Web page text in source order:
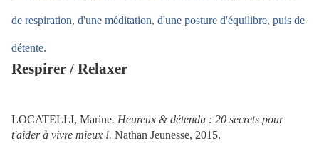
de respiration, d'une méditation, d'une posture d'équilibre, puis de
détente.
Respirer / Relaxer
LOCATELLI, Marine. Heureux & détendu : 20 secrets pour
t'aider à vivre mieux !. Nathan Jeunesse, 2015.